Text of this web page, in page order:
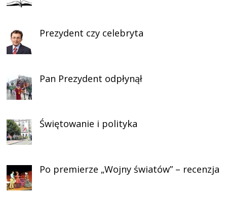
Prezydent czy celebryta
Pan Prezydent odpłynął
Świętowanie i polityka
Po premierze „Wojny światów” – recenzja